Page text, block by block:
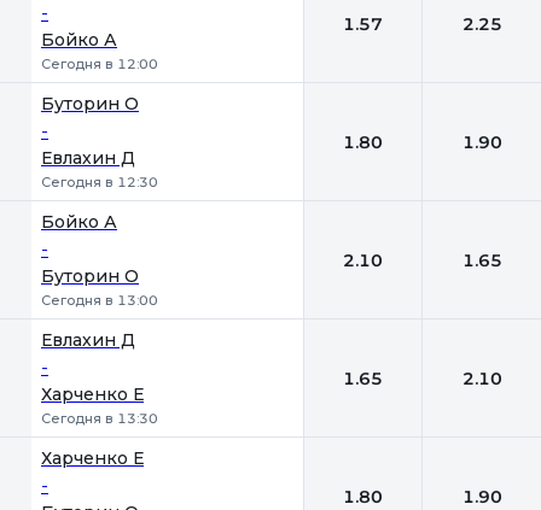
-
Бойко А
Сегодня в 12:00
1.57 2.25
Буторин О
-
Евлахин Д
Сегодня в 12:30
1.80 1.90
Бойко А
-
Буторин О
Сегодня в 13:00
2.10 1.65
Евлахин Д
-
Харченко Е
Сегодня в 13:30
1.65 2.10
Харченко Е
- 1.80 1.90